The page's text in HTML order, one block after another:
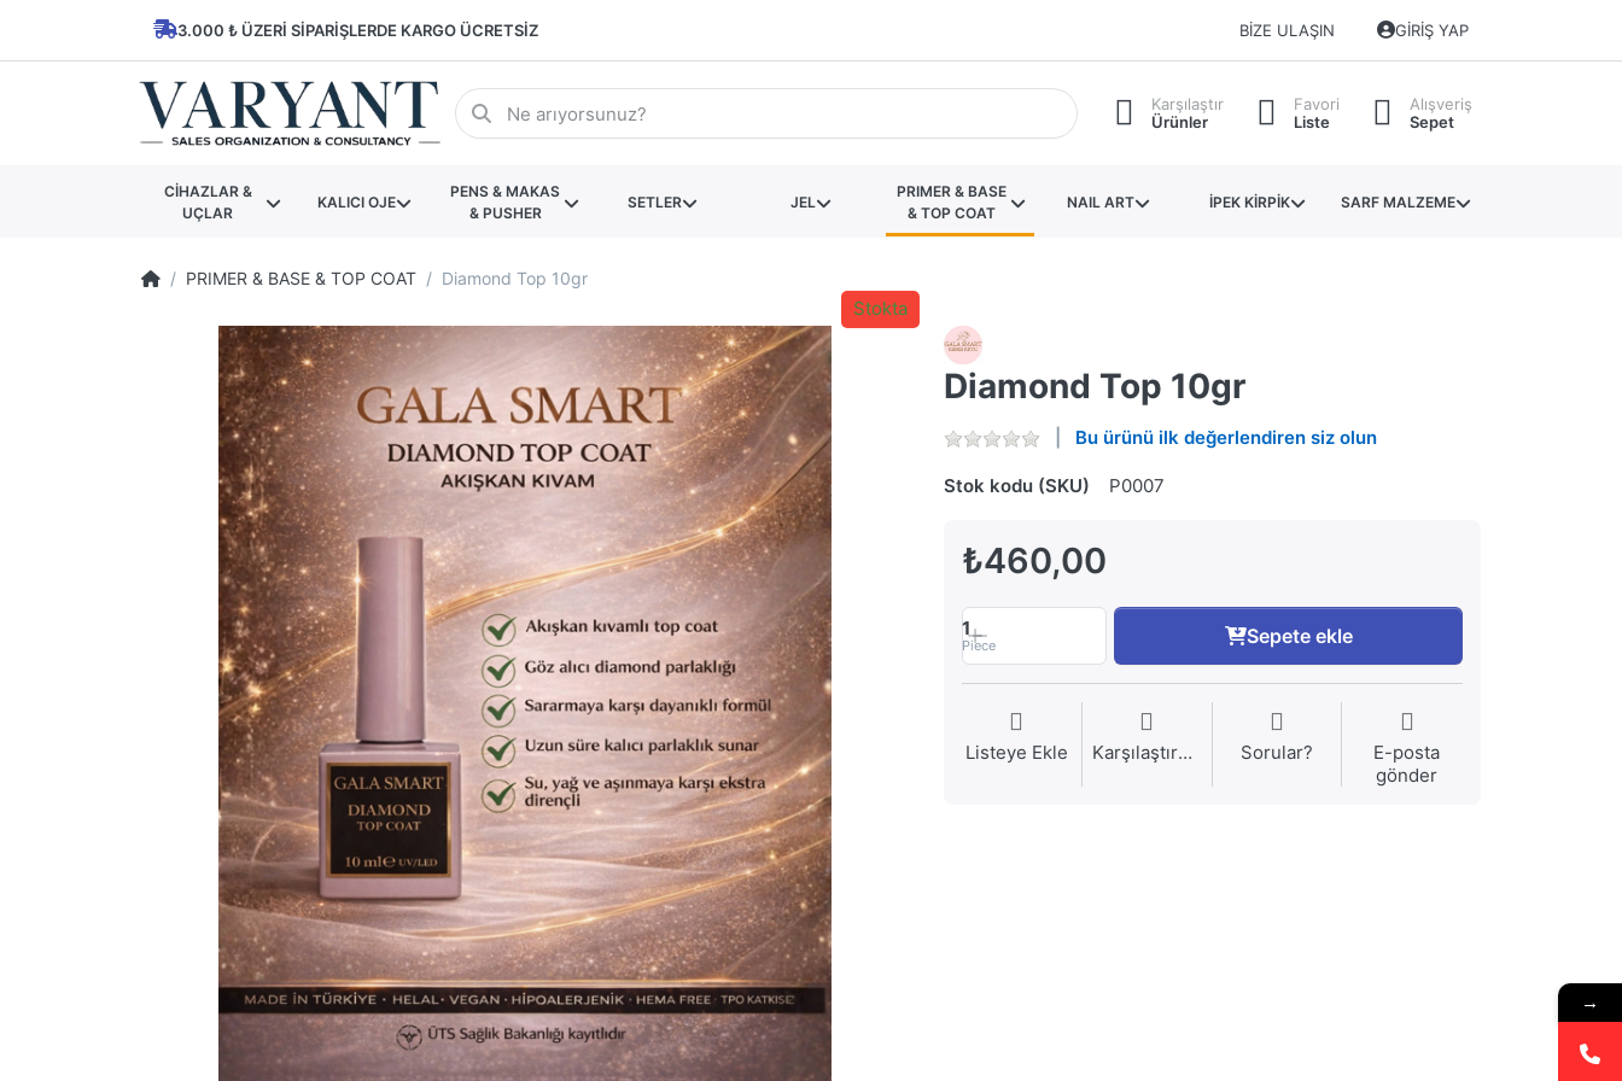
3.000 ₺ ÜZERI SIPARIŞLERDE KARGO ÜCRETSIZ BIZE ULAŞIN GIRIŞ YAP
Karşılaştır
Ürünler
Favori
Liste
Alışveriş
Sepet
CİHAZLAR &
UÇLAR
KALICI OJE
PENS & MAKAS
& PUSHER
SETLER JEL
PRIMER & BASE
& TOP COAT
NAIL ART İPEK KİRPİK SARF MALZEME
PRIMER & BASE & TOP COAT Diamond Top 10gr
Diamond Top 10gr
Bu ürünü ilk değerlendiren siz olun
Stok kodu (SKU) P0007
₺460,00
Stokta
1
Piece Sepete ekle
Listeye Ekle Karşılaştırma Sorular?
E-posta
gönder
→